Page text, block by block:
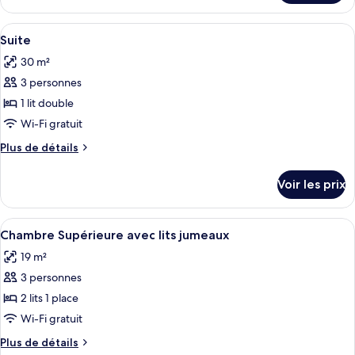
Double
Supérieure
le
type
de
Chambre
Double
Afficher
toutes
les
photos
pour
ce
type
de
Suite
Une chambre d’hôtel comprenant
3
Suite
30 m²
3 personnes
1 lit double
Wi-Fi gratuit
Plus de détails
Plus
le
type
de
Suite
Voir les prix
Afficher
toutes
les
photos
pour
ce
type
Une chambre d’hôtel moderne
4
Chambre Supérieure avec lits jumeaux
19 m²
3 personnes
2 lits 1 place
Wi-Fi gratuit
Plus de détails
Plus